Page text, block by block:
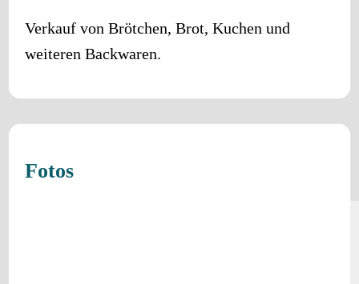
Verkauf von Brötchen, Brot, Kuchen und
weiteren Backwaren.
Fotos